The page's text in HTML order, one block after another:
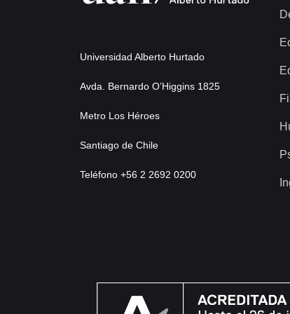
Universidad Alberto Hurtado
Avda. Bernardo O’Higgins 1825
Metro Los Héroes
Santiago de Chile
Teléfono +56 2 2692 0200